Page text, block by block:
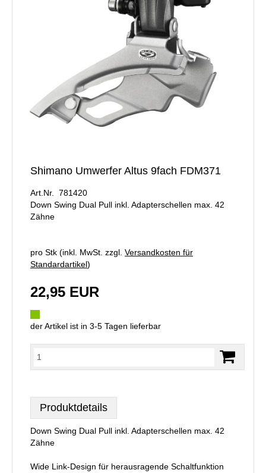
Shimano Umwerfer Altus 9fach FDM371
Art.Nr. 781420
Down Swing Dual Pull inkl. Adapterschellen max. 42
Zähne
pro Stk (inkl. MwSt. zzgl. Versandkosten für
Standardartikel)
22,95 EUR
der Artikel ist in 3-5 Tagen lieferbar
Produktdetails
Down Swing Dual Pull inkl. Adapterschellen max. 42
Zähne
Wide Link-Design für herausragende Schaltfunktion